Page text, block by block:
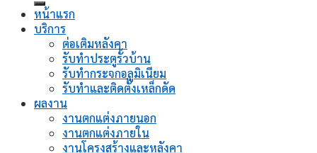
หน้าแรก
บริการ
ต่อเติมหลังคา
รับทำประตูรั้วบ้าน
รับทำกระจกอลูมิเนียม
รับทำและติดตั้งเหล็กดัด
ผลงาน
งานตกแต่งภายนอก
งานตกแต่งภายใน
งานโครงสร้างและหลังคา